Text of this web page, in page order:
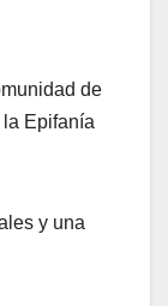
de
Epifanía
y una